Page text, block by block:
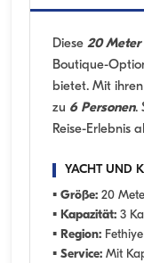
Diese 20 Meter
Boutique-
bietet. Mit
zu 6 Personen.
Reise-Erlebnis
YACHT UND
▪ Größe: 20
▪ Kapazität: 3
▪ Region:
▪ Service: Mit